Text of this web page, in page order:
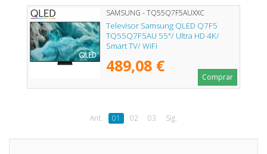
SAMSUNG - TQ55Q7F5AUXXC
Televisor Samsung QLED Q7F5
TQ55Q7F5AU 55"/ Ultra HD 4K/
Smart TV/ WiFi
489,08 €
Comprar
Ant. 01 02 03 Sig.